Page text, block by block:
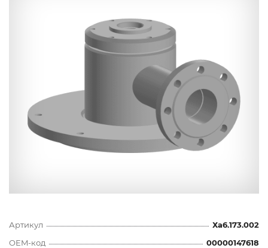
Артикул
Ха6.173.002
OEM-код
00000147618